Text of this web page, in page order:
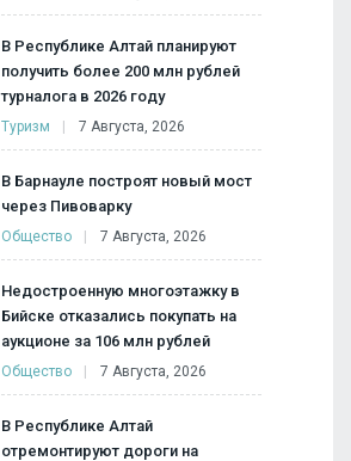
В Республике Алтай планируют
получить более 200 млн рублей
турналога в 2026 году
Туризм 7 Августа, 2026
В Барнауле построят новый мост
через Пивоварку
Общество 7 Августа, 2026
Недостроенную многоэтажку в
Бийске отказались покупать на
аукционе за 106 млн рублей
Общество 7 Августа, 2026
В Республике Алтай
отремонтируют дороги на